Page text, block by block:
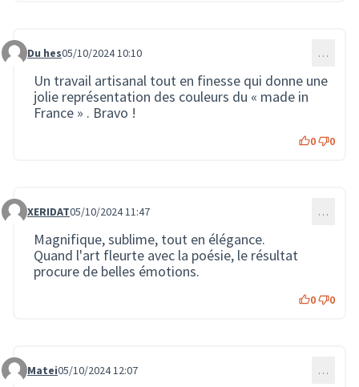
Commentaire 2273
Du hes05/10/2024 10:10 …
Un travail artisanal tout en finesse qui donne une
jolie représentation des couleurs du « made in
France » . Bravo !
0 0
Commentaire 2274
XERIDAT05/10/2024 11:47 …
Magnifique, sublime, tout en élégance.
Quand l'art fleurte avec la poésie, le résultat
procure de belles émotions.
0 0
Commentaire 2275
Matei05/10/2024 12:07 …